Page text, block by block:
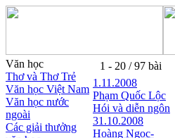
Văn học
Thơ và Thơ Trẻ
Văn học Việt Nam
Văn học nước
ngoài
Các giải thưởng
1 - 20 / 97 bài
1.11.2008
Phạm Quốc Lộc
Hói và diễn ngôn
31.10.2008
Hoàng Ngọc-